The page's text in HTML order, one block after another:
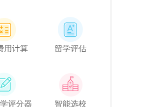
用计算 留学评估
评分器 智能选校